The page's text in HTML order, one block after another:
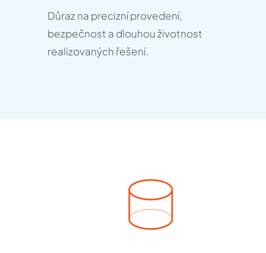
Důraz na precizní provedení,
bezpečnost a dlouhou životnost
realizovaných řešení.